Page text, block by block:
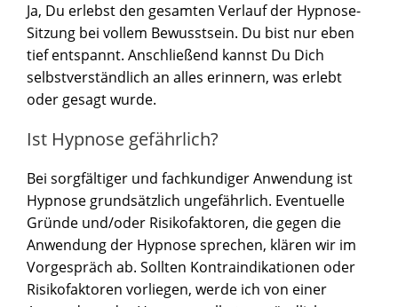
Ja, Du erlebst den gesamten Verlauf der Hypnose-
Sitzung bei vollem Bewusstsein. Du bist nur eben
tief entspannt. Anschließend kannst Du Dich
selbstverständlich an alles erinnern, was erlebt
oder gesagt wurde.
Ist Hypnose gefährlich?
Bei sorgfältiger und fachkundiger Anwendung ist
Hypnose grundsätzlich ungefährlich. Eventuelle
Gründe und/oder Risikofaktoren, die gegen die
Anwendung der Hypnose sprechen, klären wir im
Vorgespräch ab. Sollten Kontraindikationen oder
Risikofaktoren vorliegen, werde ich von einer